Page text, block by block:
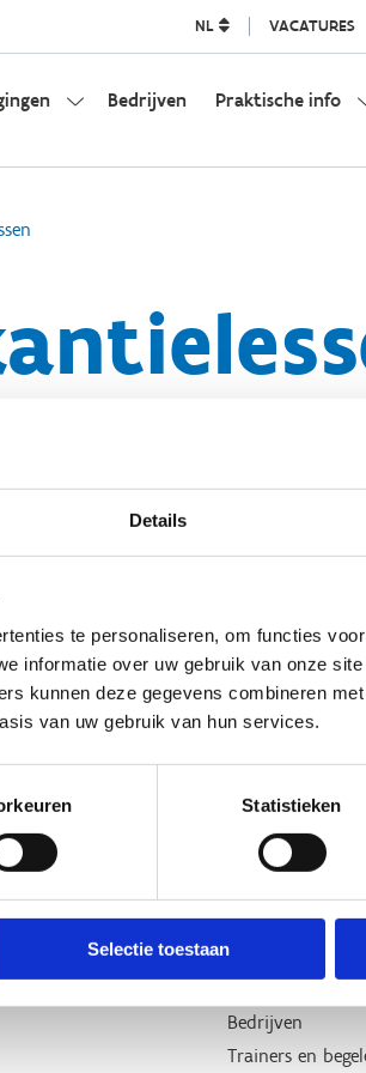
Details
te personaliseren, om functies
informatie over uw gebruik van onze
kunnen deze gegevens combineren
van uw gebruik van hun services.
Statistieken
Selectie toestaan
NL VACATURES
Bedrijven Praktische info
Wij
Sportfederaties
G-sport
Bedrijven
Trainers en